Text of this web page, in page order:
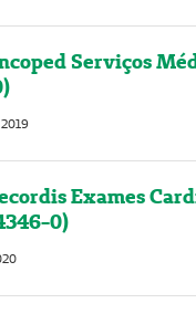
Serviços
Exames
0)